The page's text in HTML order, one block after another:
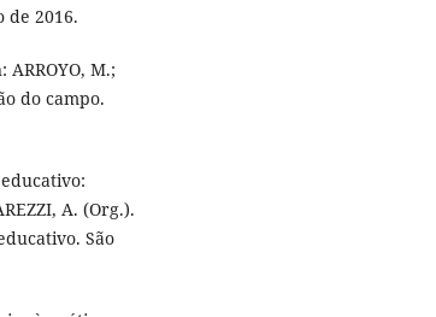
de 2016.
M.;
do campo.
A. (Org.).
São